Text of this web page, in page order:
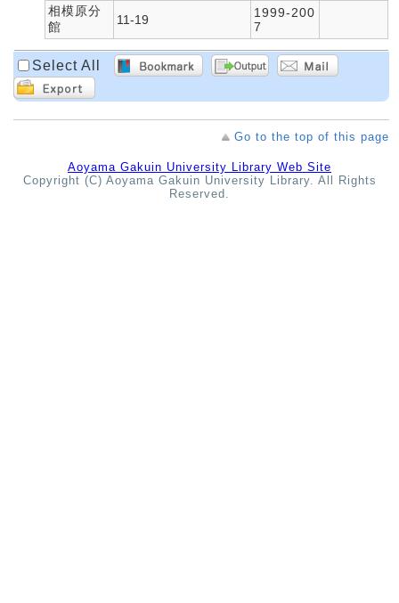
相模原分
館
11-19
1999-200
7
Select All
Go to the top of this page
Aoyama Gakuin University Library Web Site
Copyright (C) Aoyama Gakuin University Library. All Rights
Reserved.